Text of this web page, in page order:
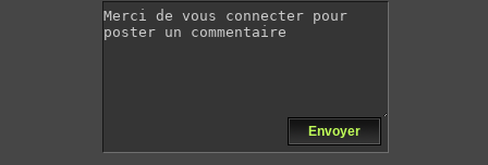
Envoyer